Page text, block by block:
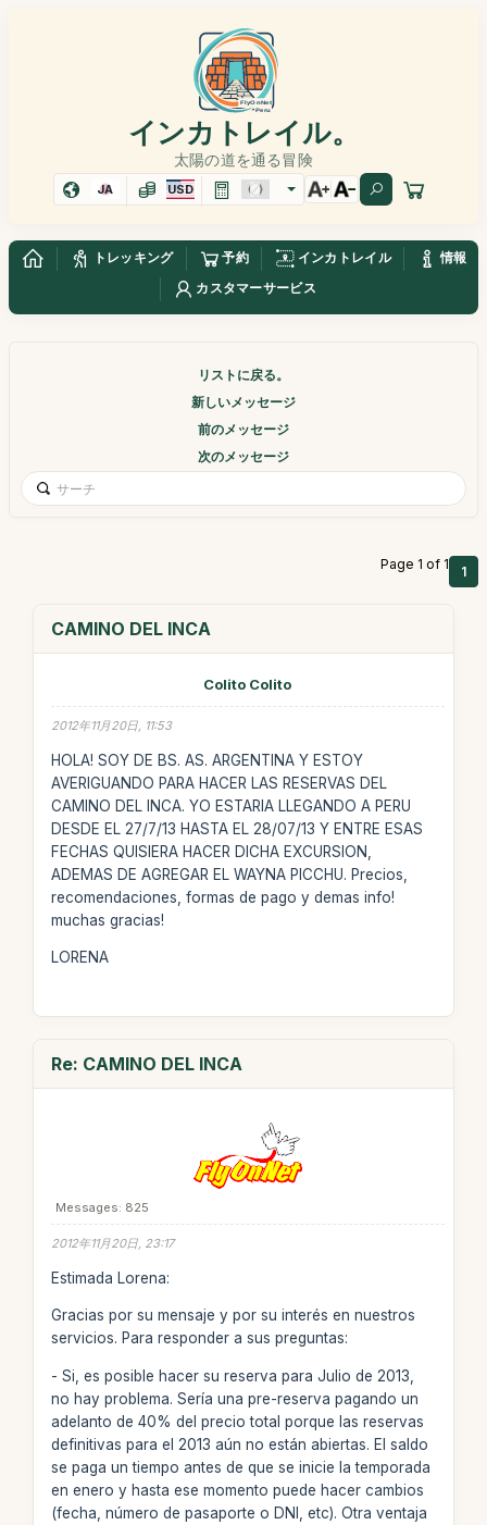
インカトレイル。
太陽の道を通る冒険
JA USD
トレッキング 予約 インカトレイル
情報
カスタマーサービス
リストに戻る。
新しいメッセージ
前のメッセージ
次のメッセージ
Page 1 of 1 1
CAMINO DEL INCA
Colito Colito
2012年11月20日, 11:53
HOLA! SOY DE BS. AS. ARGENTINA Y ESTOY
AVERIGUANDO PARA HACER LAS RESERVAS DEL
CAMINO DEL INCA. YO ESTARIA LLEGANDO A PERU
DESDE EL 27/7/13 HASTA EL 28/07/13 Y ENTRE ESAS
FECHAS QUISIERA HACER DICHA EXCURSION,
ADEMAS DE AGREGAR EL WAYNA PICCHU. Precios,
recomendaciones, formas de pago y demas info!
muchas gracias!
LORENA
Re: CAMINO DEL INCA
Messages: 825
2012年11月20日, 23:17
Estimada Lorena:
Gracias por su mensaje y por su interés en nuestros
servicios. Para responder a sus preguntas:
- Si, es posible hacer su reserva para Julio de 2013,
no hay problema. Sería una pre-reserva pagando un
adelanto de 40% del precio total porque las reservas
definitivas para el 2013 aún no están abiertas. El saldo
se paga un tiempo antes de que se inicie la temporada
en enero y hasta ese momento puede hacer cambios
(fecha, número de pasaporte o DNI, etc). Otra ventaja